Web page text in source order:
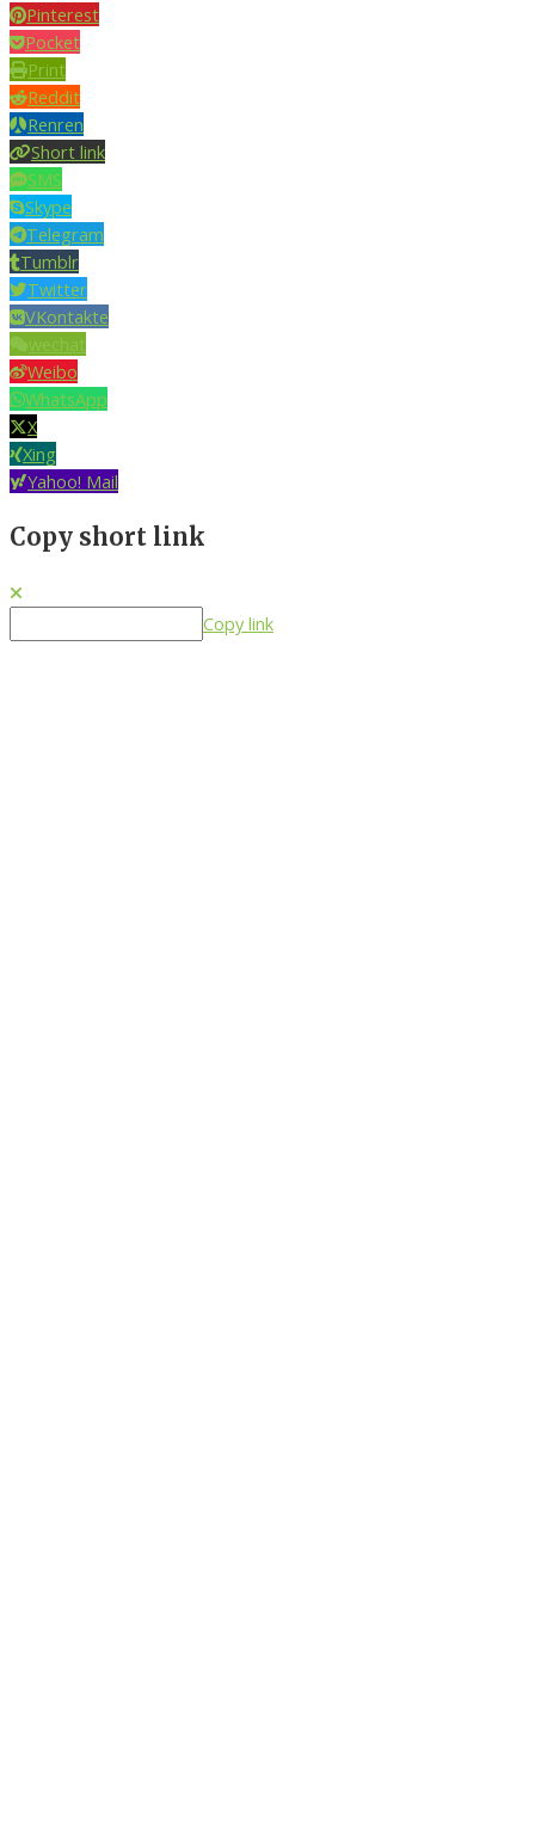
Pinterest
Pocket
Print
Reddit
Renren
Short link
SMS
Skype
Telegram
Tumblr
Twitter
VKontakte
wechat
Weibo
WhatsApp
X
Xing
Yahoo! Mail
Copy short link
Copy link